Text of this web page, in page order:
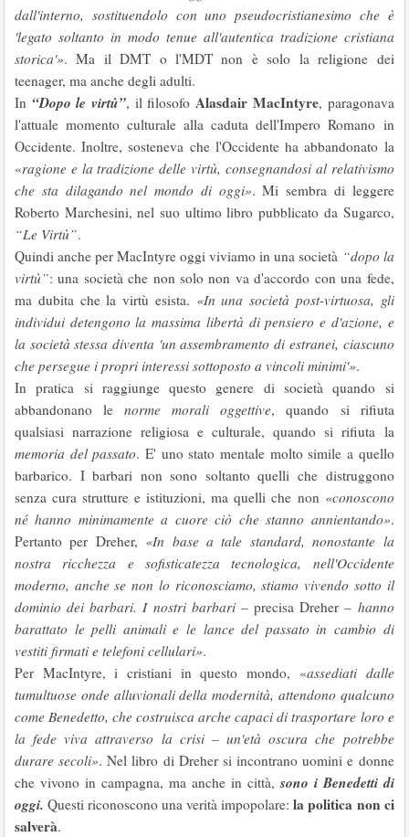
dall'interno, sostituendolo con uno pseudocristianesimo che è
'legato soltanto in modo tenue all'autentica tradizione cristiana
storica'». Ma il DMT o l'MDT non è solo la religione dei
teenager, ma anche degli adulti.
In “Dopo le virtù”, il filosofoAlasdair MacIntyre, paragonava
l'attuale momento culturale alla caduta dell'Impero Romano in
Occidente. Inoltre, sosteneva che l'Occidente ha abbandonato la
«ragione e la tradizione delle virtù, consegnandosi al relativismo
che sta dilagando nel mondo di oggi». Mi sembra di leggere
Roberto Marchesini, nel suo ultimo libro pubblicato da Sugarco,
“Le Virtù”.
Quindi anche per MacIntyre oggi viviamo in una società “dopo la
virtù”: una società che non solo non va d'accordo con una fede,
ma dubita che la virtù esista. «In una società post-virtuosa, gli
individui detengono la massima libertà di pensiero e d'azione, e
la società stessa diventa 'un assembramento di estranei, ciascuno
che persegue i propri interessi sottoposto a vincoli minimi'».
In pratica si raggiunge questo genere di società quando si
abbandonano lenorme morali oggettive, quando si rifiuta
qualsiasi narrazione religiosa e culturale, quando si rifiuta la
memoria del passato. E' uno stato mentale molto simile a quello
barbarico. I barbari non sono soltanto quelli che distruggono
senza cura strutture e istituzioni, ma quelli che non «conoscono
né hanno minimamente a cuore ciò che stanno annientando».
Pertanto per Dreher, «In base a tale standard, nonostante la
nostra ricchezza e sofisticatezza tecnologica, nell'Occidente
moderno, anche se non lo riconosciamo, stiamo vivendo sotto il
dominio dei barbari. I nostri barbari – precisa Dreher – hanno
barattato le pelli animali e le lance del passato in cambio di
vestiti firmati e telefoni cellulari».
Per MacIntyre, i cristiani in questo mondo, «assediati dalle
tumultuose onde alluvionali della modernità, attendono qualcuno
come Benedetto, che costruisca arche capaci di trasportare loro e
la fede viva attraverso la crisi – un'età oscura che potrebbe
durare secoli». Nel libro di Dreher si incontrano uomini e donne
che vivono in campagna, ma anche in città,sono i Benedetti di
oggi.Questi riconoscono una verità impopolare:la politica non ci
salverà.